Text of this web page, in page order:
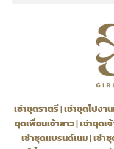
เช่าชุดราตรี|เช่าชุดไปงา
ชุดเพื่อนเจ้าสาว|เช่าชุดเ
เช่าชุดแบรนด์เนม|เช่า